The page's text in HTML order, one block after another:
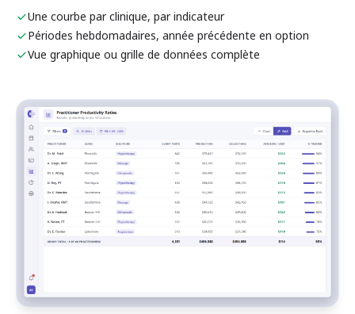
Une courbe par clinique, par indicateur
Périodes hebdomadaires, année précédente en option
Vue graphique ou grille de données complète